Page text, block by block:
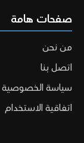
صفحات هامة
من نحن
اتصل بنا
سياسة الخصوصية
اتفاقية الاستخدام